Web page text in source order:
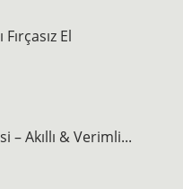
El
– Akıllı & Verimli...